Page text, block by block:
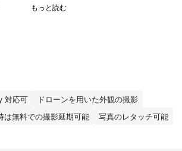
対応可
ドローンを用いた外観の撮影
は無料での撮影延期可能 写真のレタッチ可能